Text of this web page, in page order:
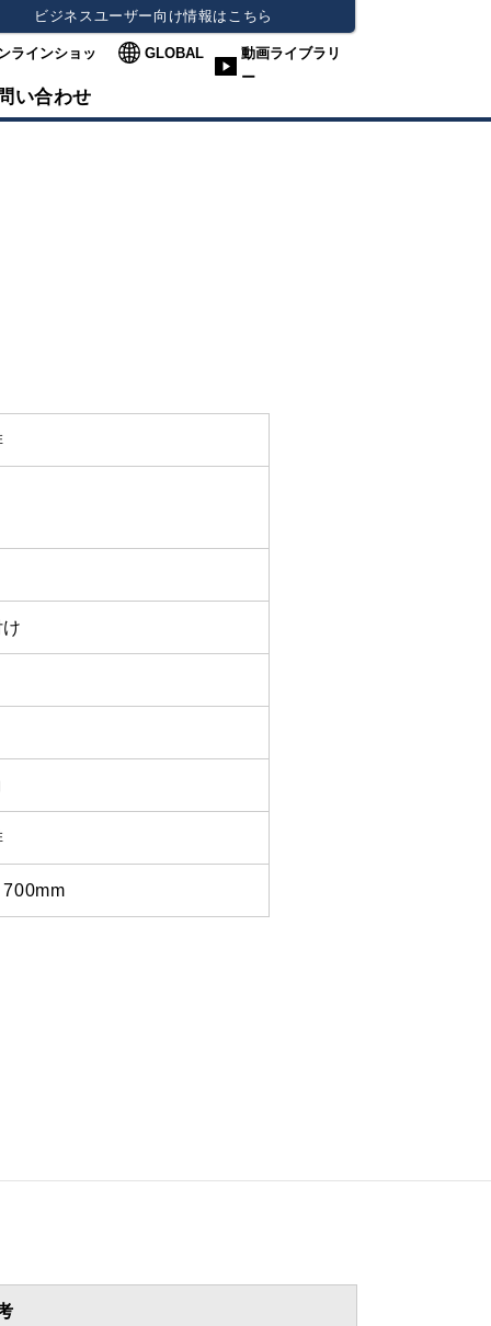
ビジネスユーザー向け情報はこちら
ラインショッ
GLOBAL
動画ライブラリ
ー
い合わせ